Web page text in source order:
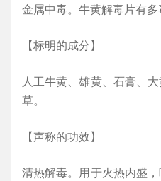
金属中毒。牛黄解毒片有多
【标明的成分】
人工牛黄、雄黄、石膏、
草。
【声称的功效】
清热解毒。用于火热内盛